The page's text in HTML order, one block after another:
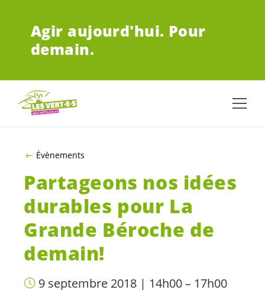
Agir aujourd'hui. Pour
demain.
Évènements
Partageons nos idées
durables pour La
Grande Béroche de
demain!
9 septembre 2018 | 14h00 – 17h00